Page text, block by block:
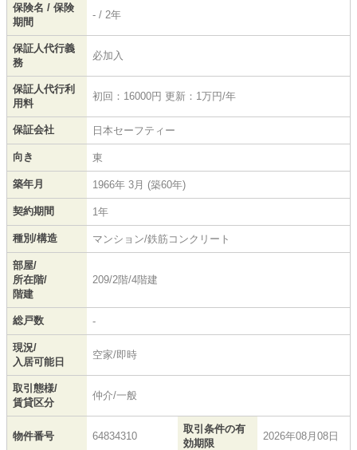
保険名 / 保険
期間
- / 2年
保証人代行義
務
必加入
保証人代行利
用料
初回：16000円 更新：1万円/年
保証会社 日本セーフティー
向き 東
築年月 1966年 3月 (築60年)
契約期間 1年
種別/構造 マンション/鉄筋コンクリート
部屋/
所在階/
階建
209/2階/4階建
総戸数 -
現況/
入居可能日
空家/即時
取引態様/
賃貸区分
仲介/一般
物件番号 64834310
取引条件の有
効期限
2026年08月08日